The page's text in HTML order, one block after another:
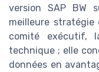
version SAP BW
meilleure stratégie
comité exécutif,
technique ; elle
données en